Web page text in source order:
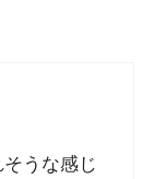
うな感じ